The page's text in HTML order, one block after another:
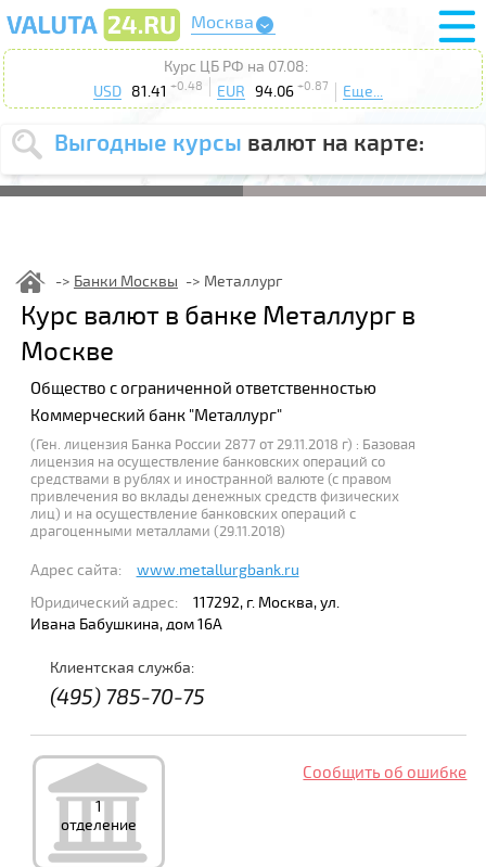
Москва
Курс ЦБ РФ на 07.08:
USD 81.41 +0.48 EUR 94.06 +0.87 Еще...
Выгодные курсы валют на карте:
Выберите
USD EUR
курс от
Выберите
действие: Продать Купить
Поиск
Банки Москвы Металлург
Курс валют в банке Металлург в
Москве
Общество с ограниченной ответственностью
Коммерческий банк "Металлург"
(Ген. лицензия Банка России 2877 от 29.11.2018 г) : Базовая
лицензия на осуществление банковских операций со
средствами в рублях и иностранной валюте (с правом
привлечения во вклады денежных средств физических
лиц) и на осуществление банковских операций с
драгоценными металлами (29.11.2018)
Адрес сайта:
www.metallurgbank.ru
Юридический адрес:
117292, г. Москва, ул.
Ивана Бабушкина, дом 16А
Клиентская служба:
(495) 785-70-75
1
отделение
Сообщить об ошибке